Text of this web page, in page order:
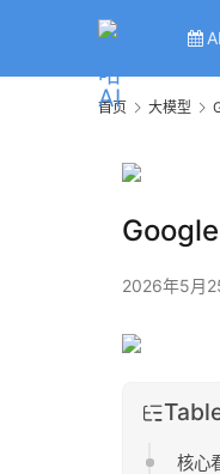
首页 大模型
2026年5月
核心